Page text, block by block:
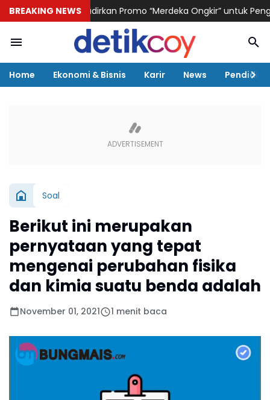
BREAKING NEWS
KAI Logistik Hadirkan Promo “Merdeka Ongkir” untuk
Home Ekonomi & Bisnis Karir News
Soal
Berikut ini merupakan
pernyataan yang tepat
mengenai perubahan fisika
dan kimia suatu benda adalah
November 01, 2021 1 menit baca